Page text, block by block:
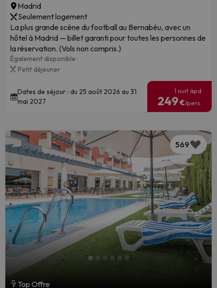
Madrid
Seulement logement
La plus grande scène du football au Bernabéu, avec un
hôtel à Madrid — billet garanti pour toutes les personnes de
la réservation. (Vols non compris.)
Également disponible :
Petit déjeuner
Dates de séjour : du 25 août 2026 au 31
mai 2027
1 nuit àpd
249€/pers.
569
Top Offre